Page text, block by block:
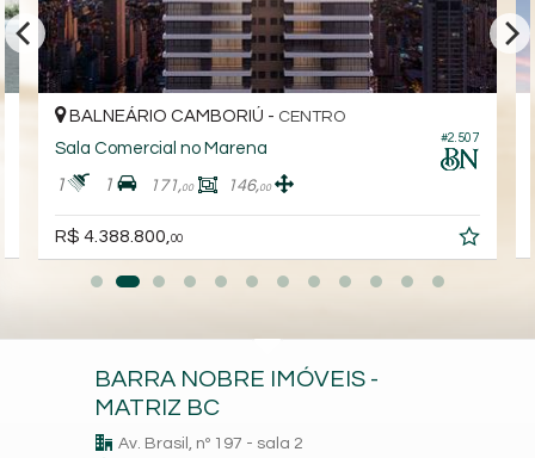
#2.507
BALNEÁRIO CAMBORIÚ - CENTRO
Sala Comercial no Marena
1 1 171,00 146,00
R$ 4.388.800,00
BARRA NOBRE IMÓVEIS -
MATRIZ BC
Av. Brasil, nº 197 - sala 2